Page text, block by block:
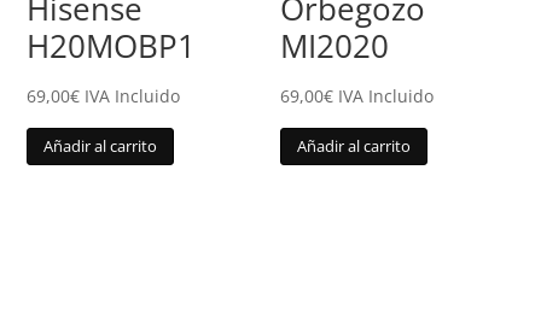
H20MOBP1
69,00€ IVA Incluido
Añadir al carrito
MI2020
69,00€ IVA Incluido
Añadir al carrito